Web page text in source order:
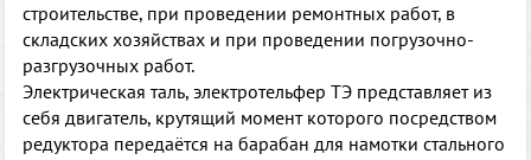
строительстве, при проведении ремонтных работ, в
складских хозяйствах и при проведении погрузочно-
разгрузочных работ.
Электрическая таль, электротельфер ТЭ представляет из
себя двигатель, крутящий момент которого посредством
редуктора передаётся на барабан для намотки стального